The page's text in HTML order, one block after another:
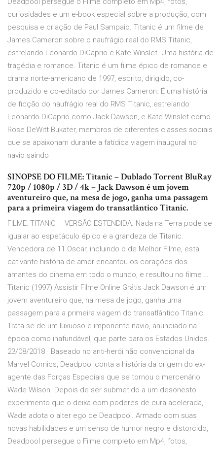
curiosidades e um e-book especial sobre a produção, com
pesquisa e criação de Paul Sampaio. Titanic é um filme de
James Cameron sobre o naufrágio real do RMS Titanic,
estrelando Leonardo DiCaprio e Kate Winslet. Uma história de
tragédia e romance. Titanic é um filme épico de romance e
drama norte-americano de 1997, escrito, dirigido, co-
produzido e co-editado por James Cameron. É uma história
de ficção do naufrágio real do RMS Titanic, estrelando
Leonardo DiCaprio como Jack Dawson, e Kate Winslet como
Rose DeWitt Bukater, membros de diferentes classes sociais
que se apaixonam durante a fatídica viagem inaugural no
navio saindo
SINOPSE DO FILME: Titanic – Dublado Torrent BluRay
720p / 1080p / 3D / 4k – Jack Dawson é um jovem
aventureiro que, na mesa de jogo, ganha uma passagem
para a primeira viagem do transatlântico Titanic.
FILME: TITANIC – VERSÃO ESTENDIDA. Nada na Terra pode se
igualar ao espetáculo épico e a grandeza de Titanic.
Vencedora de 11 Oscar, incluindo o de Melhor Filme, esta
cativante história de amor encantou os corações dos
amantes do cinema em todo o mundo, e resultou no filme …
Titanic (1997) Assistir Filme Online Grátis Jack Dawson é um
jovem aventureiro que, na mesa de jogo, ganha uma
passagem para a primeira viagem do transatlântico Titanic.
Trata-se de um luxuoso e imponente navio, anunciado na
época como inafundável, que parte para os Estados Unidos.
23/08/2018 · Baseado no anti-herói não convencional da
Marvel Comics, Deadpool conta a história da origem do ex-
agente das Forças Especiais que se tornou o mercenário
Wade Wilson. Depois de ser submetido a um desonesto
experimento que o deixa com poderes de cura acelerada,
Wade adota o alter ego de Deadpool. Armado com suas
novas habilidades e um senso de humor negro e distorcido,
Deadpool persegue o Filme completo em Mp4, fotos,